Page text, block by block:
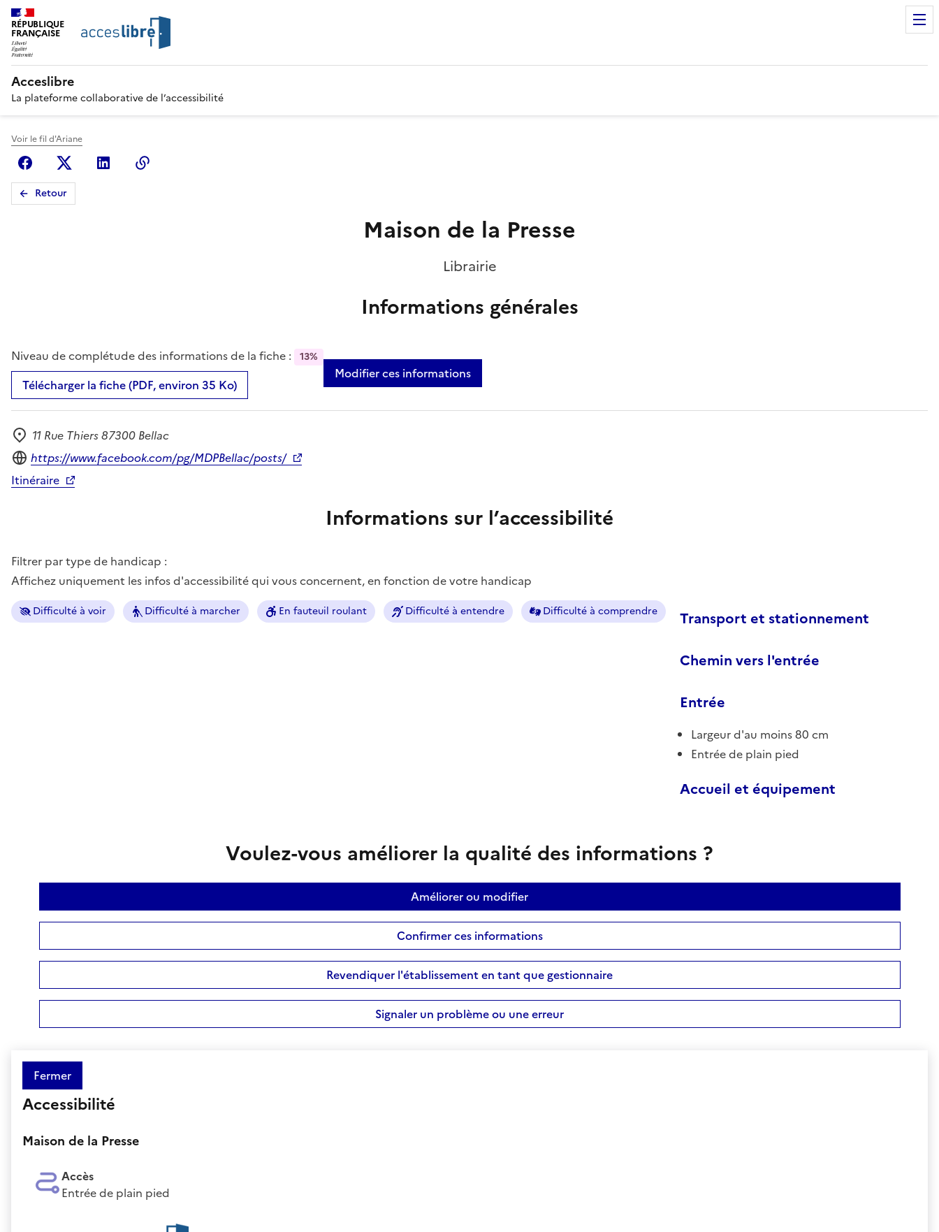
RÉPUBLIQUE
FRANÇAISE
Acceslibre
La plateforme collaborative de l’accessibilité
Voir le fil d'Ariane
FacebookX (anciennement Twitter)
Linkedin
Retour
Maison de la Presse
Librairie
Informations générales
Niveau de complétude des informations de la fiche : 13%
Télécharger la fiche (PDF, environ 35 Ko)
Modifier ces informations
Adresse
11 Rue Thiers 87300 Bellac
Site internet
https://www.facebook.com/pg/MDPBellac/posts/
Itinéraire
Informations sur l’accessibilité
Filtrer par type de handicap :
Affichez uniquement les infos d'accessibilité qui vous concernent, en fonction de votre handicap
Difficulté à voir Difficulté à marcher En fauteuil roulant Difficulté à entendre Difficulté à comprendre
Transport et stationnement
Chemin vers l'entrée
Entrée
Largeur d'au moins 80 cm
Entrée de plain pied
Accueil et équipement
Voulez-vous améliorer la qualité des informations ?
Améliorer ou modifier
Confirmer ces informations
Revendiquer l'établissement en tant que gestionnaire
Signaler un problème ou une erreur
Fermer
Accessibilité
Maison de la Presse
Accès
Entrée de plain pied